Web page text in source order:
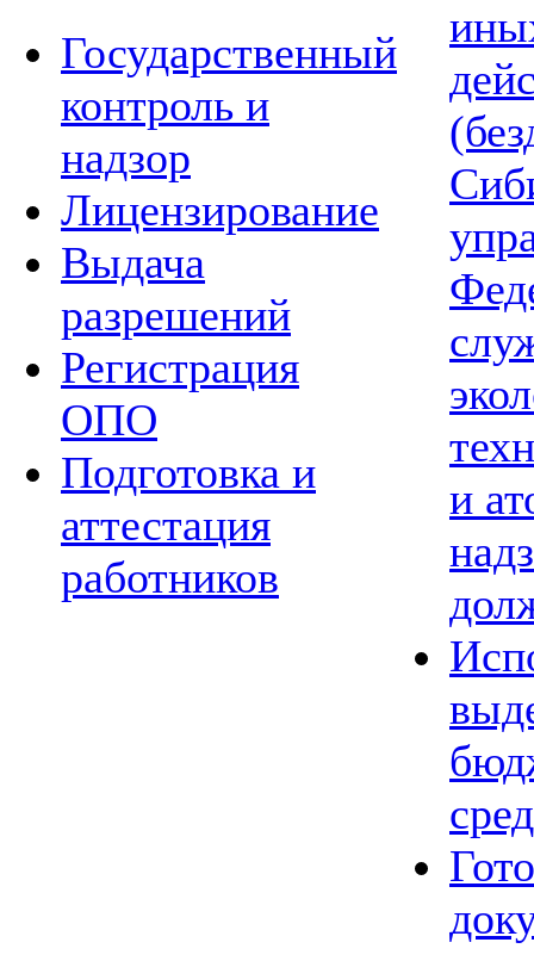
Государственный
контроль и
надзор
Лицензирование
Выдача
разрешений
Регистрация
ОПО
Подготовка и
аттестация
работников
и